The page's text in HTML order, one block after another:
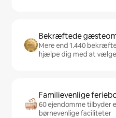
Bekræftede
Mere end 1.440
hjælpe dig med at vælge
Familievenlige
60 ejendomme tilbyder
børnevenlige faciliteter